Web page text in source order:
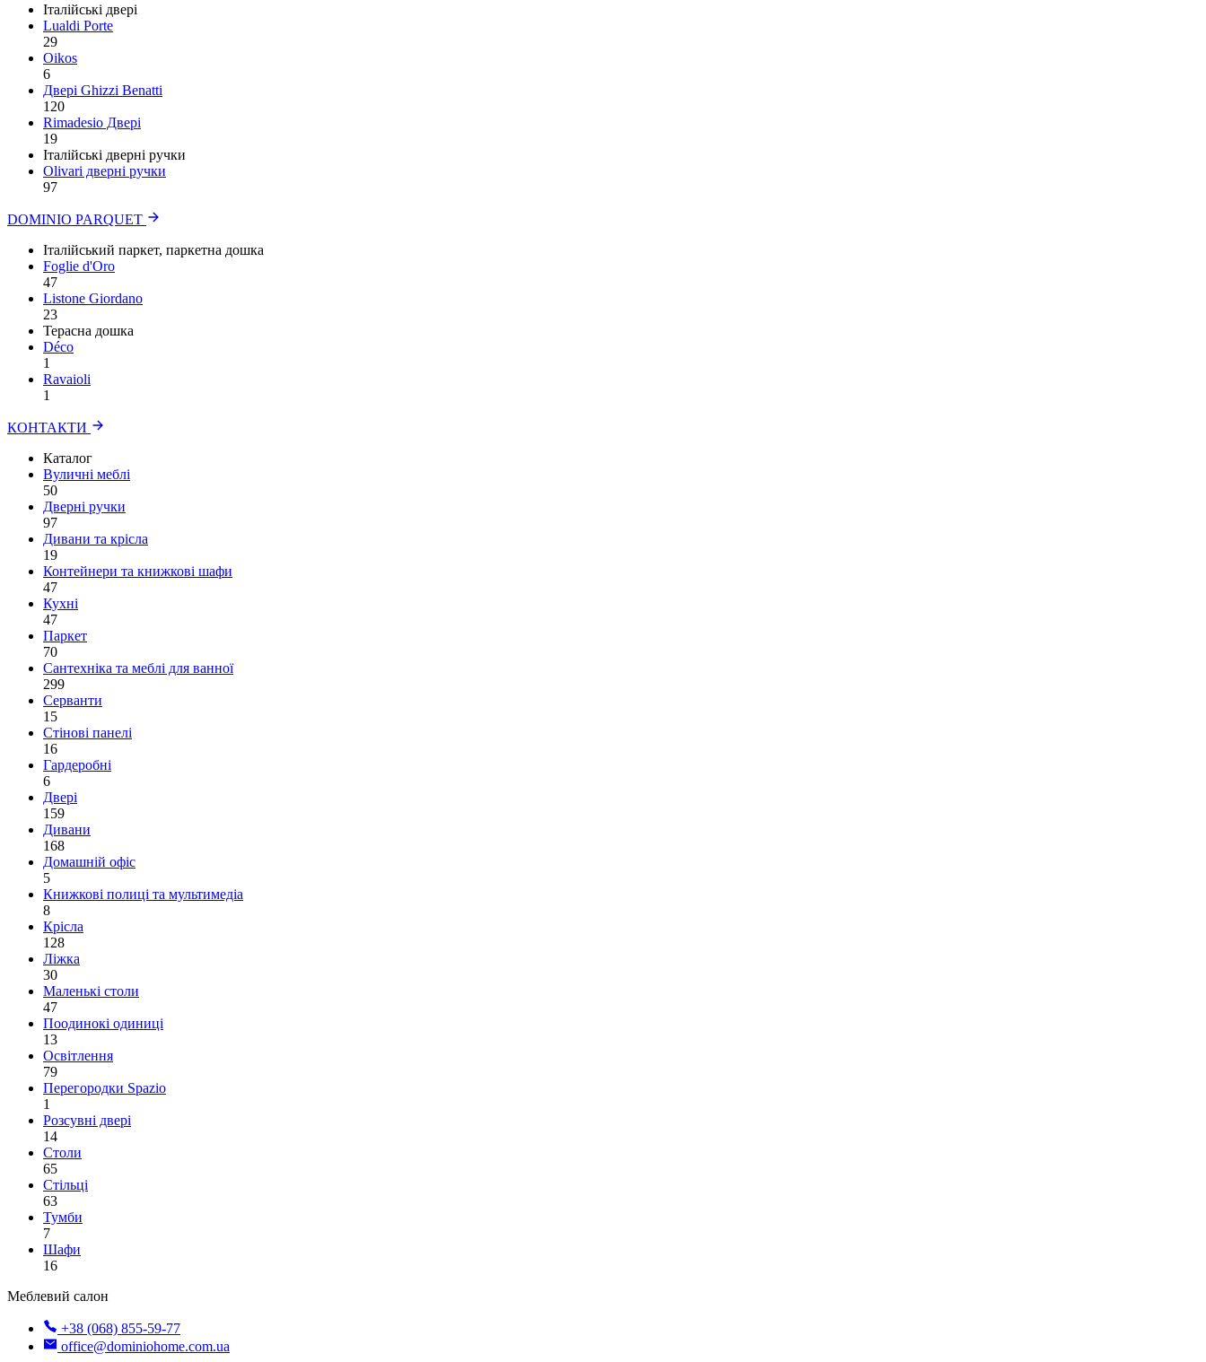
Італійські двері
Lualdi Porte
29
Oikos
6
Двері Ghizzi Benatti
120
Rimadesio Двері
19
Італійські дверні ручки
Olivari дверні ручки
97
DOMINIO PARQUET
Італійський паркет, паркетна дошка
Foglie d'Oro
47
Listone Giordano
23
Терасна дошка
Déco
1
Ravaioli
1
КОНТАКТИ
Каталог
Вуличні меблі
50
Дверні ручки
97
Дивани та крісла
19
Контейнери та книжкові шафи
47
Кухні
47
Паркет
70
Сантехніка та меблі для ванної
299
Серванти
15
Стінові панелі
16
Гардеробні
6
Двері
159
Дивани
168
Домашній офіс
5
Книжкові полиці та мультимедіа
8
Крісла
128
Ліжка
30
Маленькі столи
47
Поодинокі одиниці
13
Освітлення
79
Перегородки Spazio
1
Розсувні двері
14
Столи
65
Стільці
63
Тумби
7
Шафи
16
Меблевий салон
+38 (068) 855-59-77
office@dominiohome.com.ua